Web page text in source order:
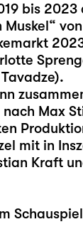
bis 2023
Max
mit in
Kraft